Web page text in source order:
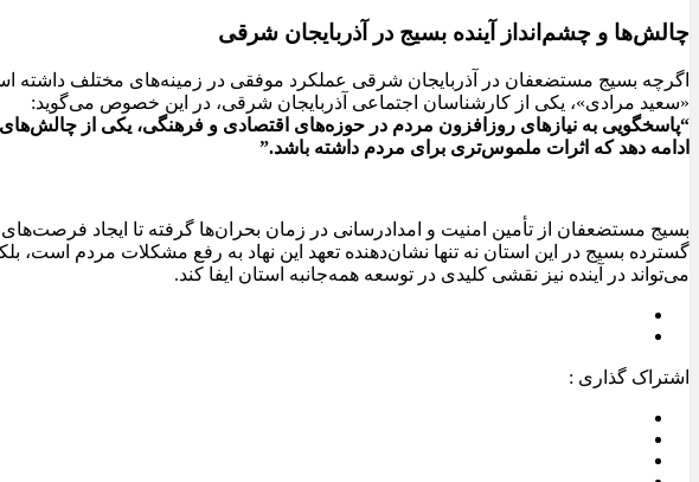
چالش‌ها و چشم‌انداز آینده بسیج در آذربایجان شرقی
اگرچه بسیج مستضعفان در آذربایجان شرقی عملکرد موفقی در زمینه‌های مختلف داشته
«سعید مرادی»، یکی از کارشناسان اجتماعی آذربایجان شرقی، در این خصوص می‌گوید:
“پاسخگویی به نیازهای روزافزون مردم در حوزه‌های اقتصادی و فرهنگی، یکی از
ادامه دهد که اثرات ملموس‌تری برای مردم داشته باشد.”
بسیج مستضعفان از تأمین امنیت و امدادرسانی در زمان بحران‌ها گرفته تا ایجاد
گسترده بسیج در این استان نه تنها نشان‌دهنده تعهد این نهاد به رفع مشکلات مردم است،
می‌تواند در آینده نیز نقشی کلیدی در توسعه همه‌جانبه استان ایفا کند.
اشتراک گذاری :